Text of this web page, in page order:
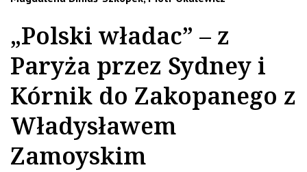
„Polski władac” – z
Paryża przez Sydney i
Kórnik do Zakopanego z
Władysławem
Zamoyskim